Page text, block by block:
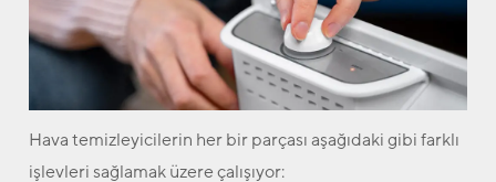
Hava temizleyicilerin her bir parçası aşağıdaki gibi farklı
işlevleri sağlamak üzere çalışıyor: